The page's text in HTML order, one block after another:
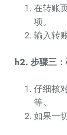
在转账
项。
输入转
h2. 步骤三
仔细核
等。
如果一